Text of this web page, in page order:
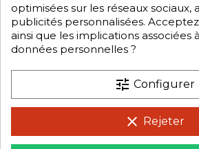
optimisées sur les réseaux sociaux,
publicités personnalisées.
ainsi que les implications associées
données personnelles ?
tune Configurer
clear Rejeter